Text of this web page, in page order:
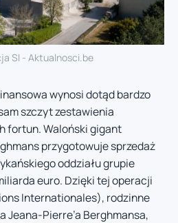
SI - Aktualnosci.be
wynosi dotąd bardzo
szczyt zestawienia
fortun. Waloński gigant
przygotowuje sprzedaż
oddziału grupie
euro. Dzięki tej operacji
Internationales), rodzinne
Jeana-Pierre’a Berghmansa,